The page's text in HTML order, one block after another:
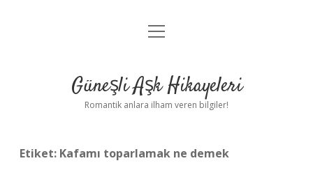
Anasayfa
Yasal Uyarı
menüyü
Güneşli Aşk Hikayeleri
Romantik anlara ilham veren bilgiler!
Etiket: Kafamı toparlamak ne demek